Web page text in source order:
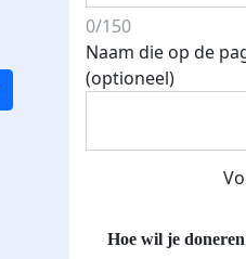
0/150
Naam die op de
(optioneel)